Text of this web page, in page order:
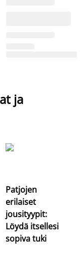
ja
Patjojen
erilaiset
jousityypit:
Löydä itsellesi
sopiva tuki